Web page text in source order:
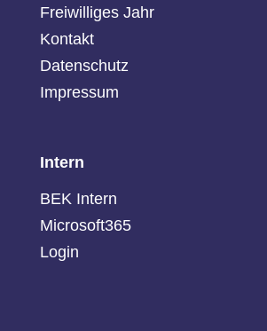
Freiwilliges Jahr
Kontakt
Datenschutz
Impressum
Intern
BEK Intern
Microsoft365
Login